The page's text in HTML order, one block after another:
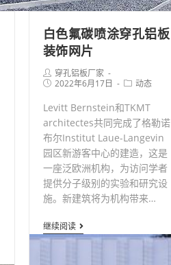
白色氟碳喷涂穿孔铝板
装饰网片
Post
author:
穿孔铝板厂家
Post2022年6月17日
Post动态
Levitt Bernstein和TKMT
architectes共同完成了格勒诺
布尔Institut Laue-Langevin
园区新游客中心的建造，这是
一座泛欧洲机构，为访问学者
提供分子级别的实验和研究设
施。新建筑将为机构带来…
继续阅读 白
色